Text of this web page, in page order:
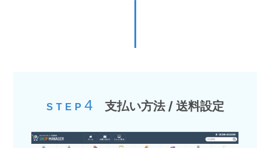
STEP 4 支払い方法 / 送料設定